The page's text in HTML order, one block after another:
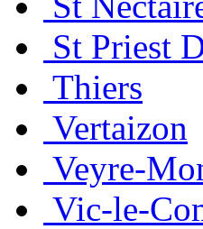
St Priest
Thiers
Vertaizon
Veyre-
Vic-le-